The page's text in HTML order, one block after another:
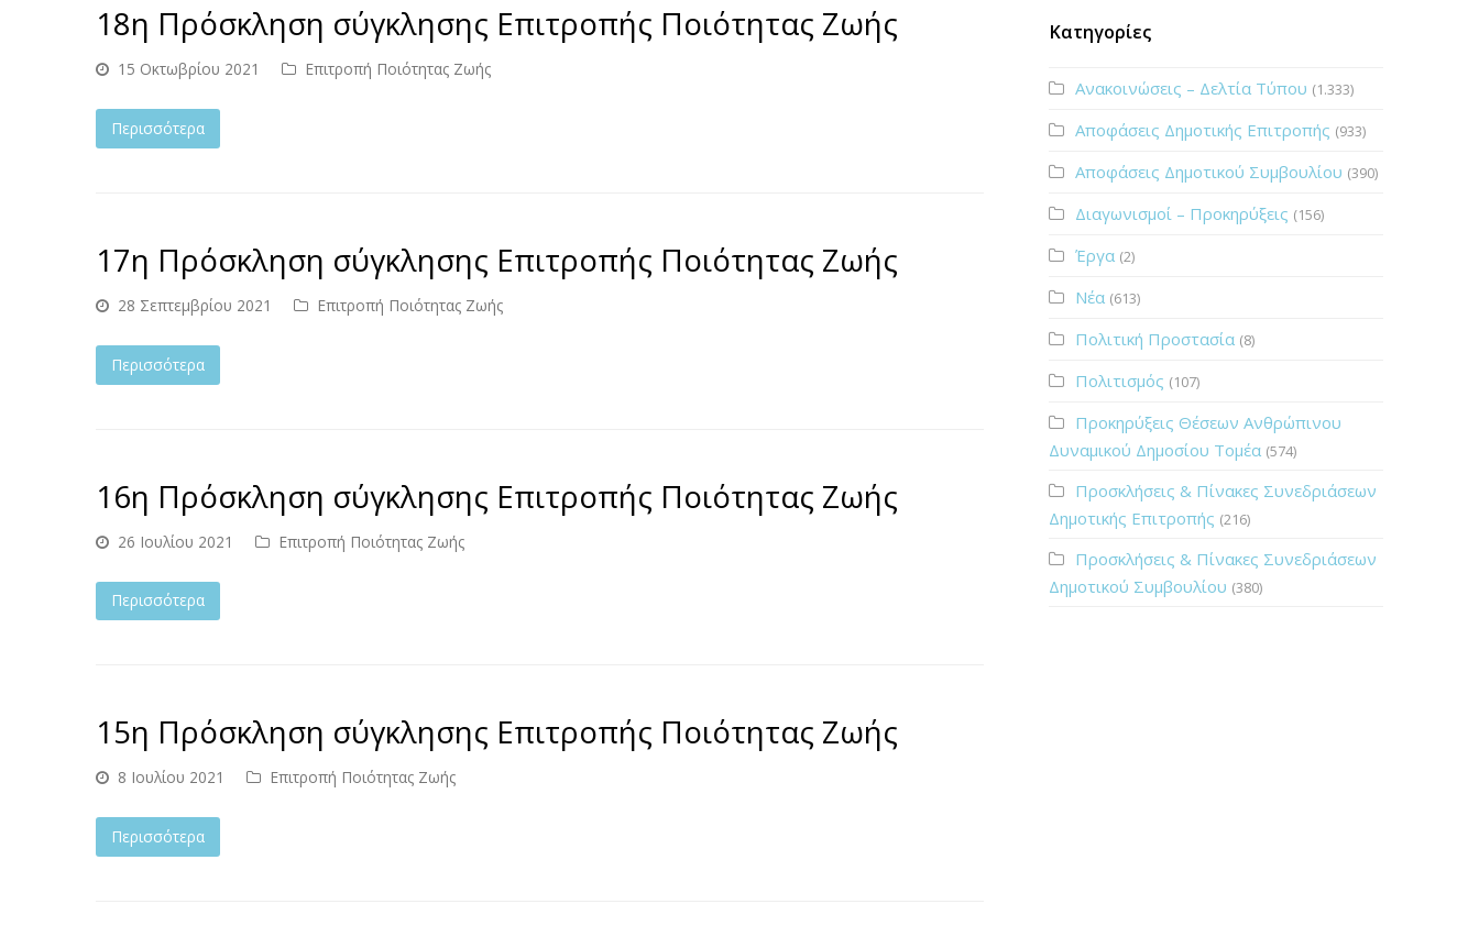
18η Πρόσκληση σύγκλησης Επιτροπής Ποιότητας Ζωής
15 Οκτωβρίου 2021 Επιτροπή Ποιότητας Ζωής
Περισσότερα
17η Πρόσκληση σύγκλησης Επιτροπής Ποιότητας Ζωής
28 Σεπτεμβρίου 2021 Επιτροπή Ποιότητας Ζωής
Περισσότερα
16η Πρόσκληση σύγκλησης Επιτροπής Ποιότητας Ζωής
26 Ιουλίου 2021 Επιτροπή Ποιότητας Ζωής
Περισσότερα
15η Πρόσκληση σύγκλησης Επιτροπής Ποιότητας Ζωής
8 Ιουλίου 2021 Επιτροπή Ποιότητας Ζωής
Περισσότερα
Κατηγορίες
Ανακοινώσεις – Δελτία Τύπου (1.333)
Αποφάσεις Δημοτικής Επιτροπής (933)
Αποφάσεις Δημοτικού Συμβουλίου (390)
Διαγωνισμοί – Προκηρύξεις (156)
Έργα (2)
Νέα (613)
Πολιτική Προστασία (8)
Πολιτισμός (107)
Προκηρύξεις Θέσεων Ανθρώπινου
Δυναμικού Δημοσίου Τομέα (574)
Προσκλήσεις & Πίνακες Συνεδριάσεων
Δημοτικής Επιτροπής (216)
Προσκλήσεις & Πίνακες Συνεδριάσεων
Δημοτικού Συμβουλίου (380)